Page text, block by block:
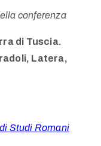
conferenza
di Tuscia.
Latera,
Studi Romani